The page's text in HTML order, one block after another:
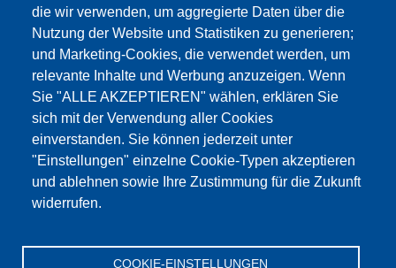
die wir verwenden, um aggregierte Daten über die
Nutzung der Website und Statistiken zu generieren;
und Marketing-Cookies, die verwendet werden, um
relevante Inhalte und Werbung anzuzeigen. Wenn
Sie "ALLE AKZEPTIEREN" wählen, erklären Sie
sich mit der Verwendung aller Cookies
einverstanden. Sie können jederzeit unter
"Einstellungen" einzelne Cookie-Typen akzeptieren
und ablehnen sowie Ihre Zustimmung für die Zukunft
widerrufen.
COOKIE-EINSTELLUNGEN
Dieser Inhalt ist blockiert, da die Google Maps
Cookies nicht akzeptiert wurden.
NUR DIE GOOGLE MAPS COOKIES
AKZEPTIEREN.
Alle Cookies akzeptieren